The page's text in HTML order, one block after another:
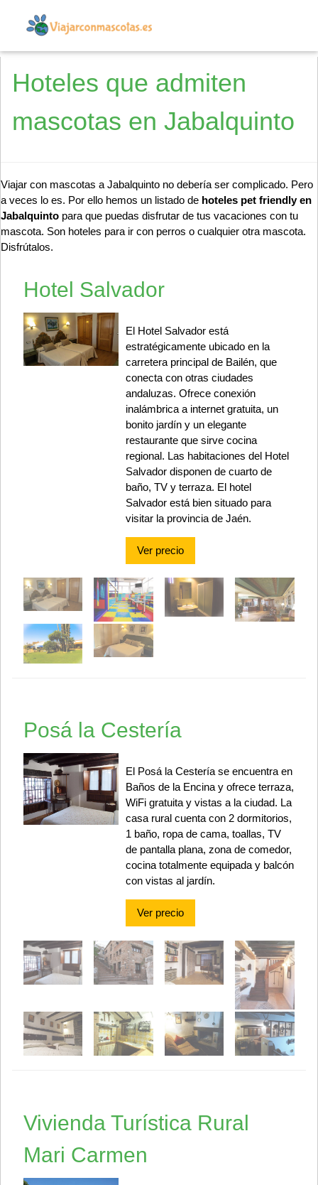
Hoteles que admiten
mascotas en Jabalquinto
Viajar con mascotas a Jabalquinto no debería ser complicado. Pero
a veces lo es. Por ello hemos un listado de hoteles pet friendly en
Jabalquinto para que puedas disfrutar de tus vacaciones con tu
mascota. Son hoteles para ir con perros o cualquier otra mascota.
Disfrútalos.
Hotel Salvador
El Hotel Salvador está
estratégicamente ubicado en la
carretera principal de Bailén, que
conecta con otras ciudades
andaluzas. Ofrece conexión
inalámbrica a internet gratuita, un
bonito jardín y un elegante
restaurante que sirve cocina
regional. Las habitaciones del Hotel
Salvador disponen de cuarto de
baño, TV y terraza. El hotel
Salvador está bien situado para
visitar la provincia de Jaén.
Ver precio
Posá la Cestería
El Posá la Cestería se encuentra en
Baños de la Encina y ofrece terraza,
WiFi gratuita y vistas a la ciudad. La
casa rural cuenta con 2 dormitorios,
1 baño, ropa de cama, toallas, TV
de pantalla plana, zona de comedor,
cocina totalmente equipada y balcón
con vistas al jardín.
Ver precio
Vivienda Turística Rural
Mari Carmen